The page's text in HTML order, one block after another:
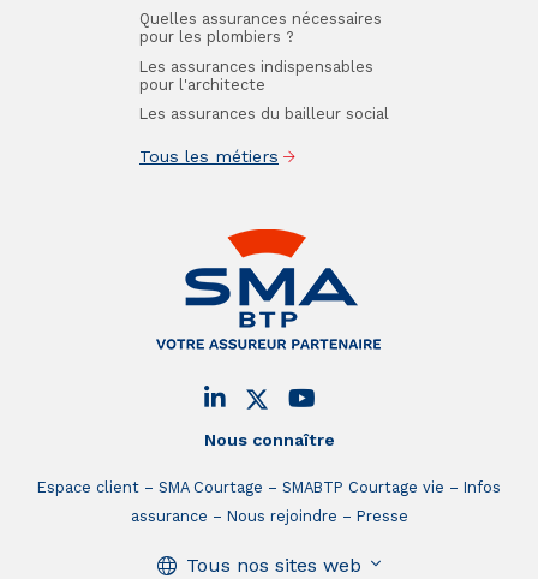
Nous connaître
Espace client SMA Courtage SMABTP Courtage vie
Infos
assurance
Nous rejoindre Presse
Tous nos sites web
Quelles assurances nécessaires
pour les plombiers ?
Les assurances indispensables
pour l'architecte
Les assurances du bailleur social
Tous les métiers